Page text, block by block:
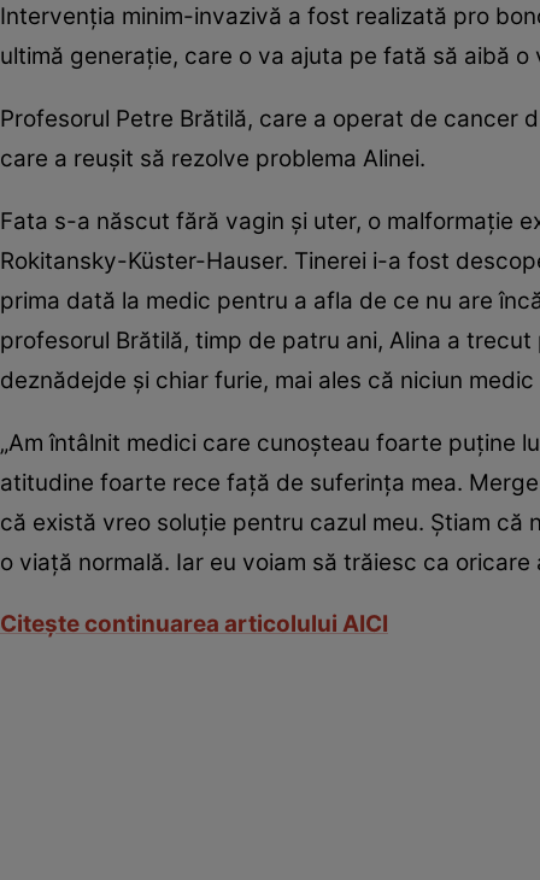
Intervenţia minim-invazivă a fost realizată pro
ultimă generaţie, care o va ajuta pe fată să aibă o
Profesorul Petre Brătilă, care a operat de cancer
care a reuşit să rezolve problema Alinei.
Fata s-a născut fără vagin şi uter, o malformaţie
Rokitansky-Küster-Hauser. Tinerei i-a fost
prima dată la medic pentru a afla de ce nu are
profesorul Brătilă, timp de patru ani, Alina a
deznădejde şi chiar furie, mai ales că niciun
„Am întâlnit medici care cunoşteau foarte puţine
atitudine foarte rece faţă de suferinţa mea.
că există vreo soluţie pentru cazul meu. Ştiam
o viaţă normală. Iar eu voiam să trăiesc ca
Citeşte continuarea articolului AICI